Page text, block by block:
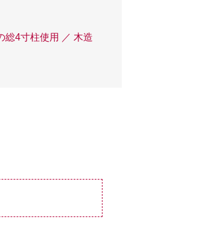
総4寸柱使用 ／ 木造